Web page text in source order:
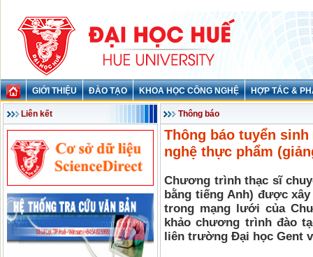
GIỚI THIỆU ĐÀO TẠO KHOA HỌC CÔNG NGHỆ HỢP TÁC &
Liên kết Thông báo
Thông báo tuyển
nghệ thực phẩm
Chương trình thạc sĩ
bằng tiếng Anh) được
trong mạng lưới của
khảo chương trình đào
liên trường Đại học Gent